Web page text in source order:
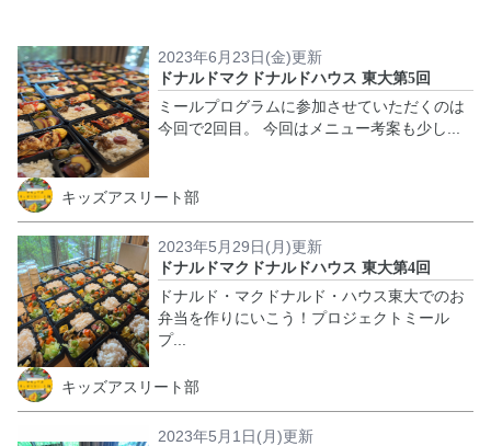
2023年6月23日(金)更新
ドナルドマクドナルドハウス 東大第5回
ミールプログラムに参加させていただくのは
今回で2回目。 今回はメニュー考案も少し...
キッズアスリート部
2023年5月29日(月)更新
ドナルドマクドナルドハウス 東大第4回
ドナルド・マクドナルド・ハウス東大でのお
弁当を作りにいこう！プロジェクトミール
プ...
キッズアスリート部
2023年5月1日(月)更新